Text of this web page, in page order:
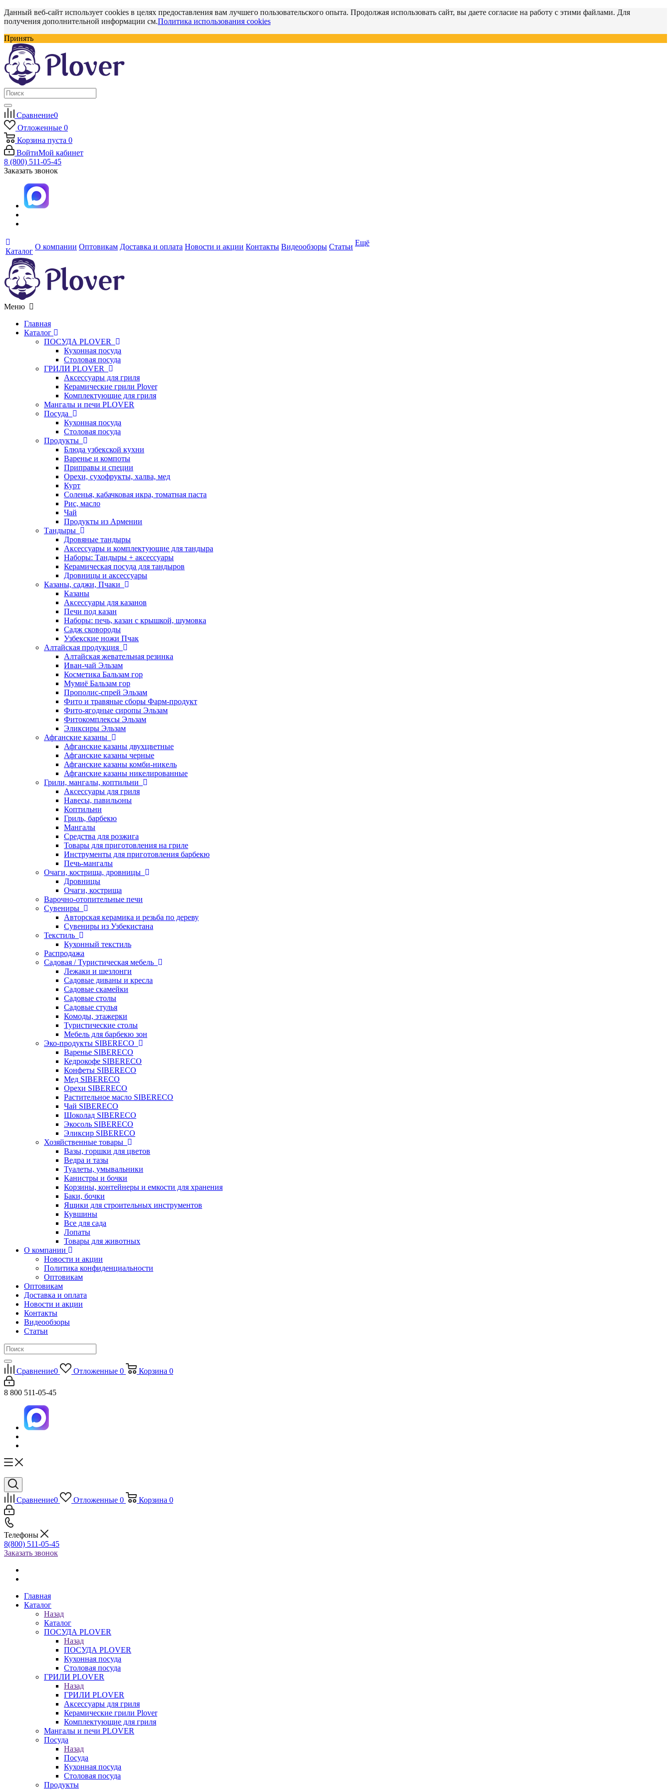
Данный веб-сайт использует cookies в целях предоставления вам лучшего пользовательского опыта. Продолжая использовать сайт, вы даете согласие на работу с этими файлами. Для
получения дополнительной информации см.Политика использования cookies
Принять
Сравнение0
Отложенные 0
Корзина пуста 0
ВойтиМой кабинет
8 (800) 511-05-45
Заказать звонок
Каталог
О компании Оптовикам Доставка и оплата Новости и акции Контакты Видеообзоры Статьи Ещё
Меню
Главная
Каталог
ПОСУДА PLOVER
Кухонная посуда
Столовая посуда
ГРИЛИ PLOVER
Аксессуары для гриля
Керамические грили Plover
Комплектующие для гриля
Мангалы и печи PLOVER
Посуда
Кухонная посуда
Столовая посуда
Продукты
Блюда узбекской кухни
Варенье и компоты
Приправы и специи
Орехи, сухофрукты, халва, мед
Курт
Соленья, кабачковая икра, томатная паста
Рис, масло
Чай
Продукты из Армении
Тандыры
Дровяные тандыры
Аксессуары и комплектующие для тандыра
Наборы: Тандыры + аксессуары
Керамическая посуда для тандыров
Дровницы и аксессуары
Казаны, саджи, Пчаки
Казаны
Аксессуары для казанов
Печи под казан
Наборы: печь, казан с крышкой, шумовка
Садж сковороды
Узбекские ножи Пчак
Алтайская продукция
Алтайская жевательная резинка
Иван-чай Эльзам
Косметика Бальзам гор
Мумиё Бальзам гор
Прополис-спрей Эльзам
Фито и травяные сборы Фарм-продукт
Фито-ягодные сиропы Эльзам
Фитокомплексы Эльзам
Эликсиры Эльзам
Афганские казаны
Афганские казаны двухцветные
Афганские казаны черные
Афганские казаны комби-никель
Афганские казаны никелированные
Грили, мангалы, коптильни
Аксессуары для гриля
Навесы, павильоны
Коптильни
Гриль, барбекю
Мангалы
Средства для розжига
Товары для приготовления на гриле
Инструменты для приготовления барбекю
Печь-мангалы
Очаги, кострища, дровницы
Дровницы
Очаги, кострища
Варочно-отопительные печи
Сувениры
Авторская керамика и резьба по дереву
Сувениры из Узбекистана
Текстиль
Кухонный текстиль
Распродажа
Садовая / Туристическая мебель
Лежаки и шезлонги
Садовые диваны и кресла
Садовые скамейки
Садовые столы
Садовые стулья
Комоды, этажерки
Туристические столы
Мебель для барбекю зон
Эко-продукты SIBERECO
Варенье SIBERECO
Кедрокофе SIBERECO
Конфеты SIBERECO
Мед SIBERECO
Орехи SIBERECO
Растительное масло SIBERECO
Чай SIBERECO
Шоколад SIBERECO
Экосоль SIBERECO
Эликсир SIBERECO
Хозяйственные товары
Вазы, горшки для цветов
Ведра и тазы
Туалеты, умывальники
Канистры и бочки
Корзины, контейнеры и емкости для хранения
Баки, бочки
Ящики для строительных инструментов
Кувшины
Все для сада
Лопаты
Товары для животных
О компании
Новости и акции
Политика конфиденциальности
Оптовикам
Оптовикам
Доставка и оплата
Новости и акции
Контакты
Видеообзоры
Статьи
Сравнение0 Отложенные 0 Корзина 0
8 800 511-05-45
Сравнение0 Отложенные 0 Корзина 0
Телефоны
8(800) 511-05-45
Заказать звонок
Главная
Каталог
Назад
Каталог
ПОСУДА PLOVER
Назад
ПОСУДА PLOVER
Кухонная посуда
Столовая посуда
ГРИЛИ PLOVER
Назад
ГРИЛИ PLOVER
Аксессуары для гриля
Керамические грили Plover
Комплектующие для гриля
Мангалы и печи PLOVER
Посуда
Назад
Посуда
Кухонная посуда
Столовая посуда
Продукты